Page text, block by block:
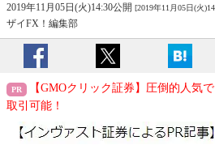
2019年11月05日(火)14:30公開 [2019年11月05日(火
ザイFX！編集部
【GMOクリック証券】圧倒的人気
取引可能！